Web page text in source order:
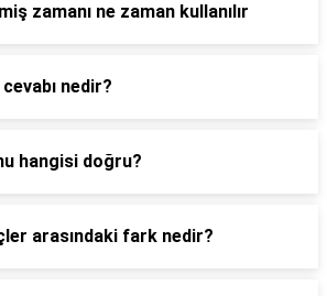
zamanı ne zaman kullanılır
nedir?
hangisi doğru?
arasındaki fark nedir?